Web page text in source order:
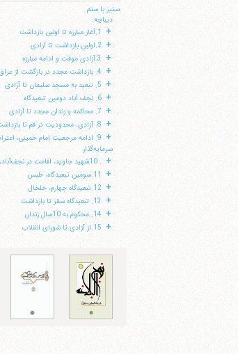
ستیز با ستم
دیباچه:
+ 1.آغاز مبارزه تا اولین بازداشت
+ 2.اولین بازداشت تا آزادی
+ 3.آزادى موقت و ادامه مبارزه
+ 4. بازداشت مجدد در بازگشت از عراق و...
+ 5. تبعید به مسجد سلیمان تا آزادی
+ 6. نجف آباد دومین تبعیدگاه
+ 7. محاکمه و زندان مجدد تا آزادی
+ 8. آزادی، محدودیت در قم تا بازداشت مجدد
+
9. ادامه مرجعیت امام خمینی،
سرمایه‌گذار
+ . 10شهید جاوید، اقامت در نجف‌آباد، مبارزه تا بازد
+ 11.سومین تبعیدگاه، طبس
+ 12.تبعیدگاه چهارم، خلخال
+ 13. تبعیدگاه سقز تا بازداشت
+ 14. محکوم به 10سال زندان
+ 15.از آزادى تا شوراى انقلاب